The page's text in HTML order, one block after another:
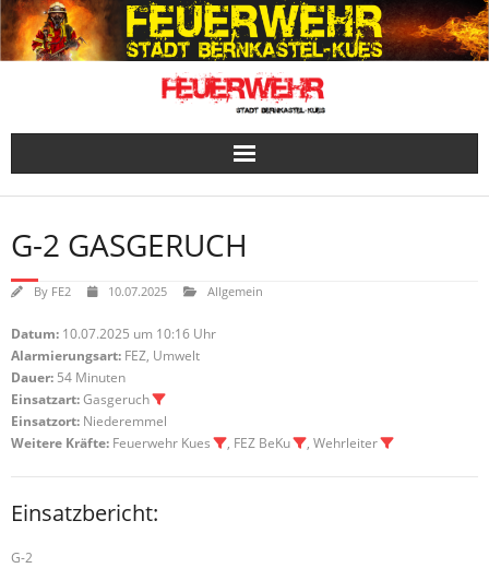
Skip
to
content
G-2 GASGERUCH
By FE2 10.07.2025 Allgemein
Datum: 10.07.2025 um 10:16 Uhr
Alarmierungsart: FEZ, Umwelt
Dauer: 54 Minuten
Einsatzart:Gasgeruch
Einsatzort: Niederemmel
Weitere Kräfte: Feuerwehr Kues , FEZ BeKu , Wehrleiter
Einsatzbericht:
G-2